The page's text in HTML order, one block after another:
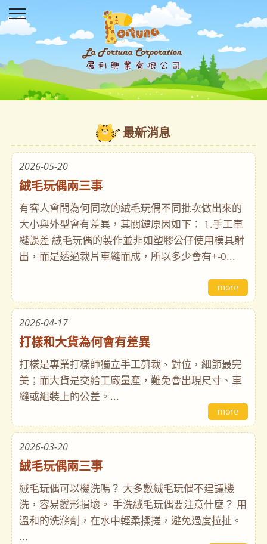
最新消息
2026-05-20
絨毛玩偶兩三事
有客人會問為何同款的絨毛玩偶不同批次做出來的
大小與外型會有差異，其關鍵原因如下： 1.手工車
縫誤差 絨毛玩偶的製作並非如塑膠公仔使用模具射
出，而是透過裁片車縫而成，所以多少會有+-0...
more
2026-04-17
打樣和大貨為何會有差異
打樣是專業打樣師獨立手工剪裁、對位，細節最完
美；而大貨是交給工廠量產，難免會出現尺寸、車
縫或組裝上的公差。...
more
2026-03-20
絨毛玩偶兩三事
絨毛玩偶可以機洗嗎？ 大多數絨毛玩偶不建議機
洗，容易變形損壞。 手洗絨毛玩偶要注意什麼？ 用
溫和的洗滌劑，在水中輕柔揉搓，避免過度拉扯。
...